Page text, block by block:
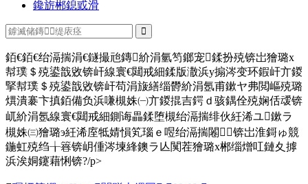
鑱旂郴鎴戜滑
銆€銆€绐滆揣涓€鐩撮兘鏄紒涓氫笉鎯宠鍒扮殑锛岀獪璐х
幇璞＄殑鍙戠敓锛屽線寰€閮戒細鍒版潵浜у搧涔变环鍜屽亣鍐
掔幇璞＄殑鍙戠敓锛屽苟涓旇繕缁欎紒涓氬甫鏉ヤ弗閲嶇殑璐
熼潰褰卞搷銆備负浜嗛槻姝㈠亣鍐掍吉鍔ｄ骇鍝佺殑娴佸叆锛
屼紒涓氬線寰€閮戒細鍘诲畾鍒堕槻绐滆揣绯伙紝浠ユ鏉ラ
槻姝㈢獪璐э紝浠庢牴婧愪笂瑙ｅ喅绐滆揣闂锛岀淮鎶ゅ競
鍦虹殑绉╁簭锛岄偅涔堜綘鐭ラ亾闃茬獪璐х郴缁熷叿鏈夊摢
浜涘姛鑳藉悧锛?/p>